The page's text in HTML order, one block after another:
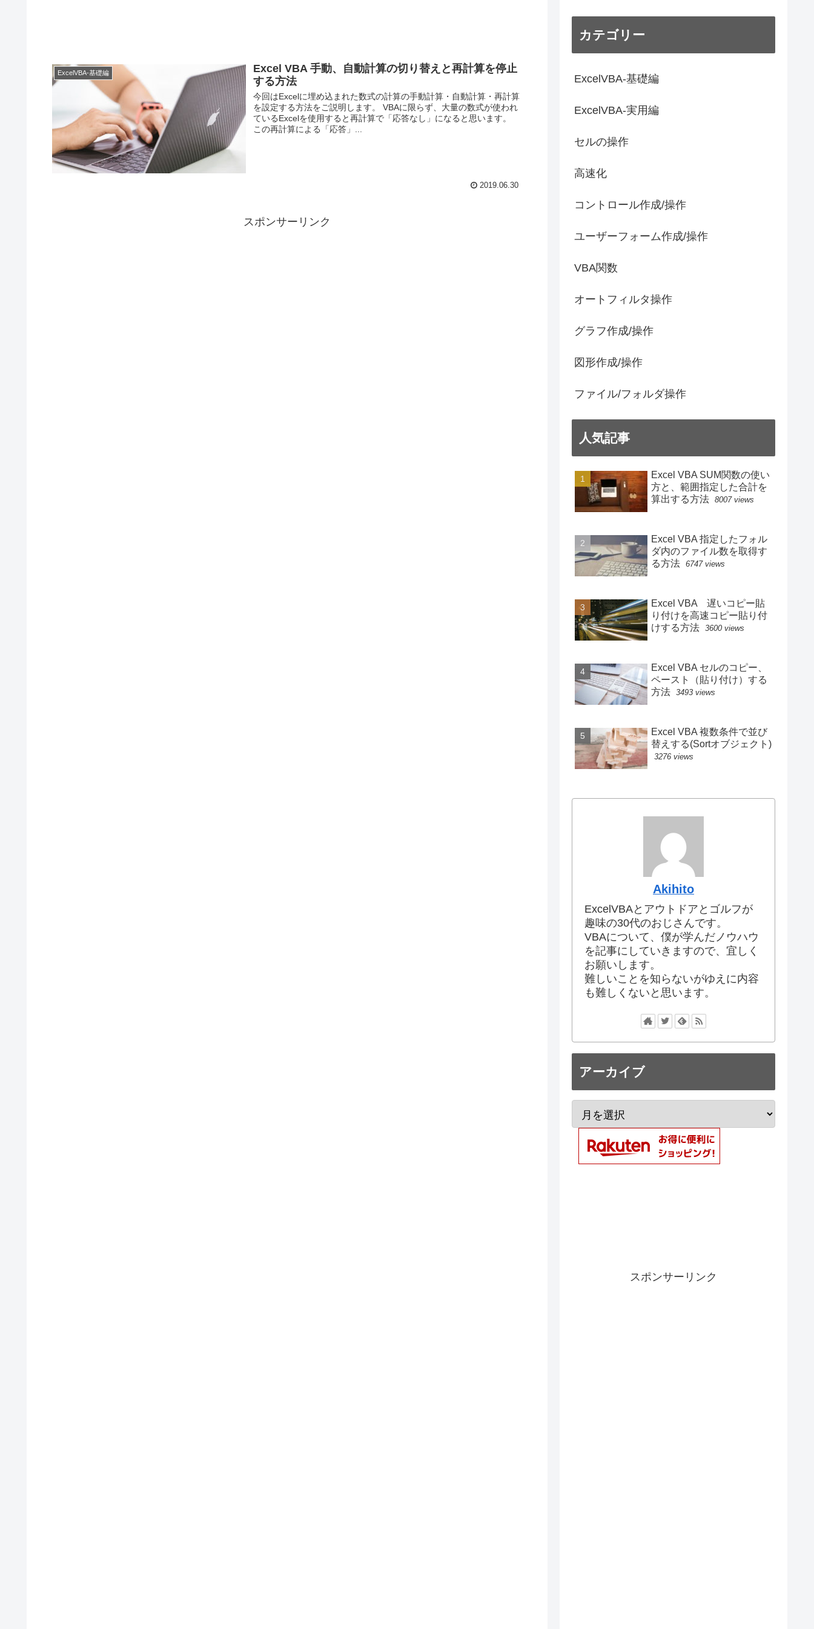
ExcelVBA-基礎編
Excel VBA 手動、自動計算の切り替えと再計算を停止
する方法
今回はExcelに埋め込まれた数式の計算の手動計算・自動計算・再計算
を設定する方法をご説明します。 VBAに限らず、大量の数式が使われ
ているExcelを使用すると再計算で「応答なし」になると思います。
この再計算による「応答」...
2019.06.30
スポンサーリンク
カテゴリー
ExcelVBA-基礎編
ExcelVBA-実用編
セルの操作
高速化
コントロール作成/操作
ユーザーフォーム作成/操作
VBA関数
オートフィルタ操作
グラフ作成/操作
図形作成/操作
ファイル/フォルダ操作
人気記事
Excel VBA SUM関数の使い
方と、範囲指定した合計を
算出する方法 8007 views
Excel VBA 指定したフォル
ダ内のファイル数を取得す
る方法 6747 views
Excel VBA 遅いコピー貼
り付けを高速コピー貼り付
けする方法 3600 views
Excel VBA セルのコピー、
ペースト（貼り付け）する
方法 3493 views
Excel VBA 複数条件で並び
替えする(Sortオブジェクト)
3276 views
Akihito
ExcelVBAとアウトドアとゴルフが
趣味の30代のおじさんです。
VBAについて、僕が学んだノウハウ
を記事にしていきますので、宜しく
お願いします。
難しいことを知らないがゆえに内容
も難しくないと思います。
アーカイブ